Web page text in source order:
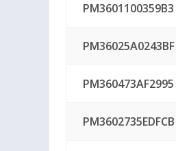
PM3601100359B3
PM36025A0243BF
PM360473AF2995
PM3602735EDFCB